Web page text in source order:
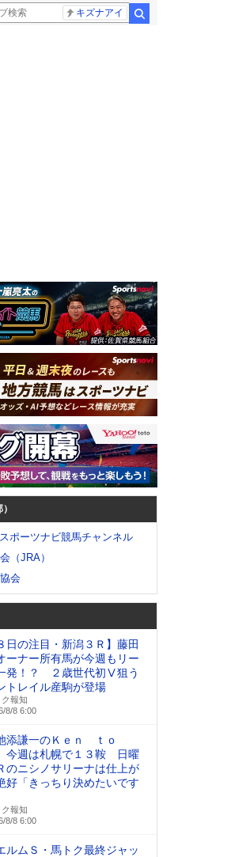
キズナアイ
スポーツナビ競馬チャンネル
（JRA）
会
日の注目・新潟３Ｒ】藤田
ーナー所有馬が今週もリー
発！？ ２歳世代初Ⅴ狙う
トレイル産駒が登場
ク報知
8/8 6:00
池添謙一のＫｅｎ ｔｏ
今週は札幌で１３鞍 日曜
のニシノサリーナは仕上が
好「きっちり決めたいです
ク報知
8/8 6:00
ルムＳ・馬トク最終ジャッ